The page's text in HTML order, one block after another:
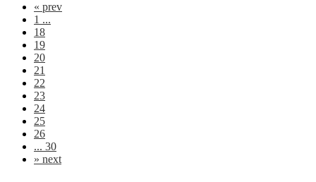
« prev
1 ...
18
19
20
21
22
23
24
25
26
... 30
» next